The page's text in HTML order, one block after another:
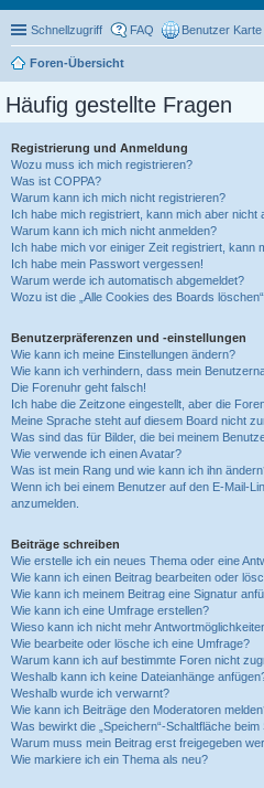
Schnellzugriff FAQ Benutzer Karte
Foren-Übersicht
Häufig gestellte Fragen
Registrierung und Anmeldung
Wozu muss ich mich registrieren?
Was ist COPPA?
Warum kann ich mich nicht registrieren?
Ich habe mich registriert, kann mich aber nicht
Warum kann ich mich nicht anmelden?
Ich habe mich vor einiger Zeit registriert, kann
Ich habe mein Passwort vergessen!
Warum werde ich automatisch abgemeldet?
Wozu ist die „Alle Cookies des Boards
Benutzerpräferenzen und -einstellungen
Wie kann ich meine Einstellungen ändern?
Wie kann ich verhindern, dass mein
Die Forenuhr geht falsch!
Ich habe die Zeitzone eingestellt, aber die
Meine Sprache steht auf diesem Board nicht
Was sind das für Bilder, die bei meinem
Wie verwende ich einen Avatar?
Was ist mein Rang und wie kann ich ihn
Wenn ich bei einem Benutzer auf den E-Mail-
anzumelden.
Beiträge schreiben
Wie erstelle ich ein neues Thema oder eine
Wie kann ich einen Beitrag bearbeiten oder
Wie kann ich meinem Beitrag eine Signatur
Wie kann ich eine Umfrage erstellen?
Wieso kann ich nicht mehr
Wie bearbeite oder lösche ich eine Umfrage?
Warum kann ich auf bestimmte Foren nicht
Weshalb kann ich keine Dateianhänge
Weshalb wurde ich verwarnt?
Wie kann ich Beiträge den Moderatoren
Was bewirkt die „Speichern“-Schaltfläche
Warum muss mein Beitrag erst freigegeben
Wie markiere ich ein Thema als neu?